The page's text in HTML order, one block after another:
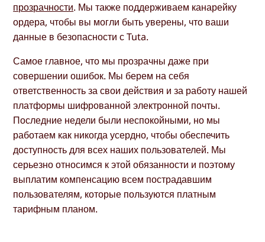
прозрачности. Мы также поддерживаем канарейку
ордера, чтобы вы могли быть уверены, что ваши
данные в безопасности с Tuta.
Самое главное, что мы прозрачны даже при
совершении ошибок. Мы берем на себя
ответственность за свои действия и за работу нашей
платформы шифрованной электронной почты.
Последние недели были неспокойными, но мы
работаем как никогда усердно, чтобы обеспечить
доступность для всех наших пользователей. Мы
серьезно относимся к этой обязанности и поэтому
выплатим компенсацию всем пострадавшим
пользователям, которые пользуются платным
тарифным планом.